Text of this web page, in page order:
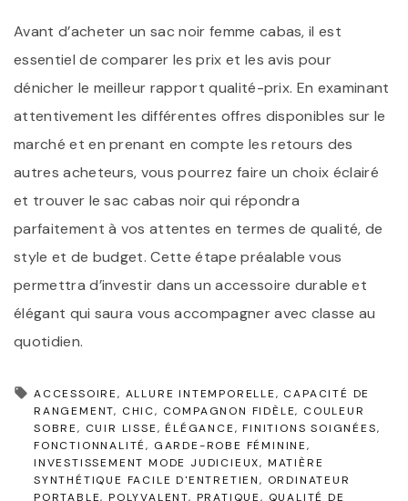
Avant d’acheter un sac noir femme cabas, il est
essentiel de comparer les prix et les avis pour
dénicher le meilleur rapport qualité-prix. En examinant
attentivement les différentes offres disponibles sur le
marché et en prenant en compte les retours des
autres acheteurs, vous pourrez faire un choix éclairé
et trouver le sac cabas noir qui répondra
parfaitement à vos attentes en termes de qualité, de
style et de budget. Cette étape préalable vous
permettra d’investir dans un accessoire durable et
élégant qui saura vous accompagner avec classe au
quotidien.
ACCESSOIRE ALLURE INTEMPORELLE
CAPACITÉ DE
RANGEMENT
CHIC COMPAGNON FIDÈLE COULEUR
SOBRE
CUIR LISSE ÉLÉGANCE
FINITIONS SOIGNÉES
FONCTIONNALITÉ
GARDE-ROBE FÉMININE
INVESTISSEMENT MODE JUDICIEUX MATIÈRE
SYNTHÉTIQUE FACILE D'ENTRETIEN
ORDINATEUR
PORTABLE POLYVALENT PRATIQUE QUALITÉ DE